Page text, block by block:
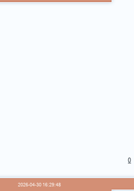
0
2026-04-30 16:29:48